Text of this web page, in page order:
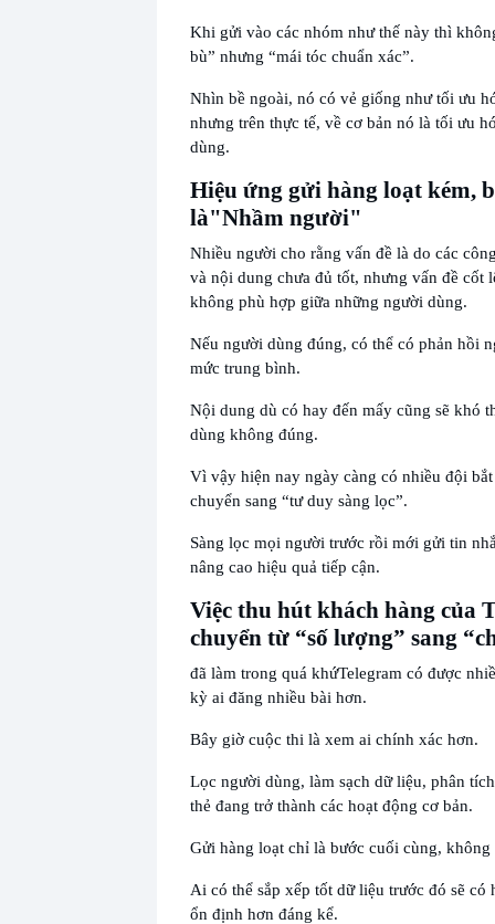
Khi gửi vào các nhóm như thế này thì
bù” nhưng “mái tóc chuẩn xác”.
Nhìn bề ngoài, nó có vẻ giống như tối ưu
nhưng trên thực tế, về cơ bản nó là tối ưu
dùng.
Hiệu ứng gửi hàng loạt kém,
là"Nhầm người"
Nhiều người cho rằng vấn đề là do các
và nội dung chưa đủ tốt, nhưng vấn đề cốt
không phù hợp giữa những người dùng.
Nếu người dùng đúng, có thể có phản hồi
mức trung bình.
Nội dung dù có hay đến mấy cũng sẽ khó
dùng không đúng.
Vì vậy hiện nay ngày càng có nhiều đội
chuyển sang “tư duy sàng lọc”.
Sàng lọc mọi người trước rồi mới gửi tin
nâng cao hiệu quả tiếp cận.
Việc thu hút khách hàng của
chuyển từ “số lượng” sang
đã làm trong quá khứTelegram có được
kỳ ai đăng nhiều bài hơn.
Bây giờ cuộc thi là xem ai chính xác hơn.
Lọc người dùng, làm sạch dữ liệu, phân
thẻ đang trở thành các hoạt động cơ bản.
Gửi hàng loạt chỉ là bước cuối cùng,
Ai có thể sắp xếp tốt dữ liệu trước đó sẽ có
ổn định hơn đáng kể.